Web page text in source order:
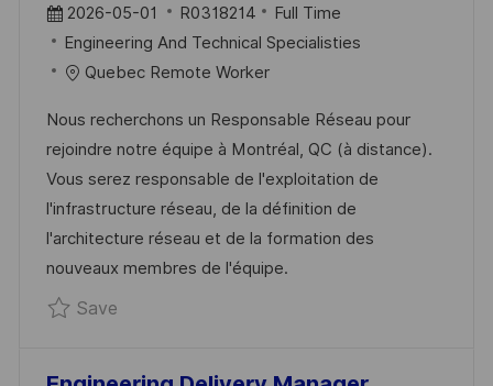
updated
found
P
O
S
E
D
D
A
T
E
2026-05-01
J
O
B
D
R0318214
Full Time
C
A
E
G
O
R
Y
Engineering And Technical Specialisties
Quebec Remote Worker
Nous recherchons un Responsable Réseau pour
rejoindre notre équipe à Montréal, QC (à distance).
Vous serez responsable de l'exploitation de
l'infrastructure réseau, de la définition de
l'architecture réseau et de la formation des
nouveaux membres de l'équipe.
SaveSave Network Principal R0318214